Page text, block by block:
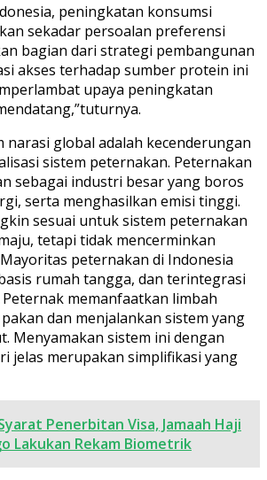
peningkatan konsumsi
sekadar persoalan preferensi
bagian dari strategi pembangunan
akses terhadap sumber protein ini
upaya peningkatan
narasi global adalah kecenderungan
sistem peternakan. Peternakan
sebagai industri besar yang boros
serta menghasilkan emisi tinggi.
sesuai untuk sistem peternakan
tetapi tidak mencerminkan
peternakan di Indonesia
rumah tangga, dan terintegrasi
memanfaatkan limbah
dan menjalankan sistem yang
Menyamakan sistem ini dengan
jelas merupakan simplifikasi yang
Penerbitan Visa, Jamaah Haji
Lakukan Rekam Biometrik